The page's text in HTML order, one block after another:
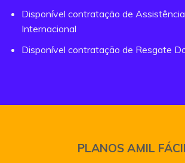
Disponível contratação de
Internacional
Disponível contratação de Resgate
PLANOS AMIL